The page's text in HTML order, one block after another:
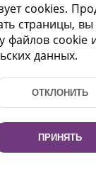
368 37 37,
cookies.
страницы, вы
файлов cookie
данных.
ОТКЛОНИТЬ
ПРИНЯТЬ